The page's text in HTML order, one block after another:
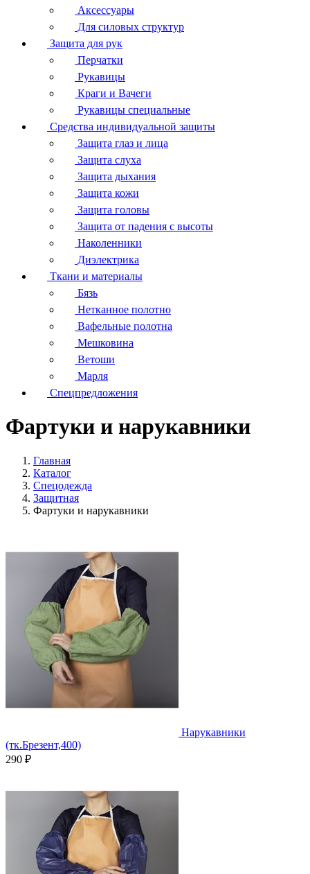
Аксессуары
Для силовых структур
Защита для рук
Перчатки
Рукавицы
Краги и Вачеги
Рукавицы специальные
Средства индивидуальной защиты
Защита глаз и лица
Защита слуха
Защита дыхания
Защита кожи
Защита головы
Защита от падения с высоты
Наколенники
Диэлектрика
Ткани и материалы
Бязь
Нетканное полотно
Вафельные полотна
Мешковина
Ветоши
Марля
Спецпредложения
Фартуки и нарукавники
Главная
Каталог
Спецодежда
Защитная
Фартуки и нарукавники
Нарукавники
(тк.Брезент,400)
290 ₽